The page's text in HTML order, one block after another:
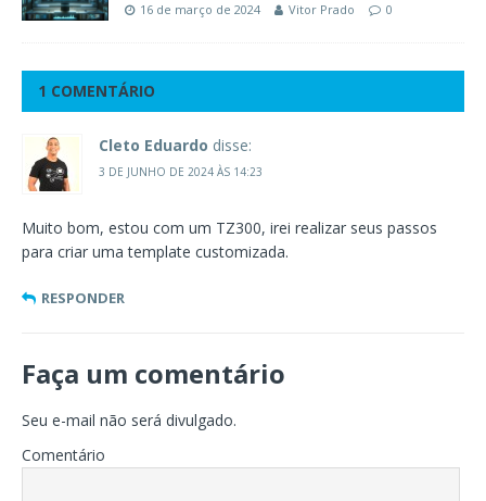
16 de março de 2024 Vitor Prado 0
1 COMENTÁRIO
Cleto Eduardo disse:
3 DE JUNHO DE 2024 ÀS 14:23
Muito bom, estou com um TZ300, irei realizar seus passos
para criar uma template customizada.
RESPONDER
Faça um comentário
Seu e-mail não será divulgado.
Comentário